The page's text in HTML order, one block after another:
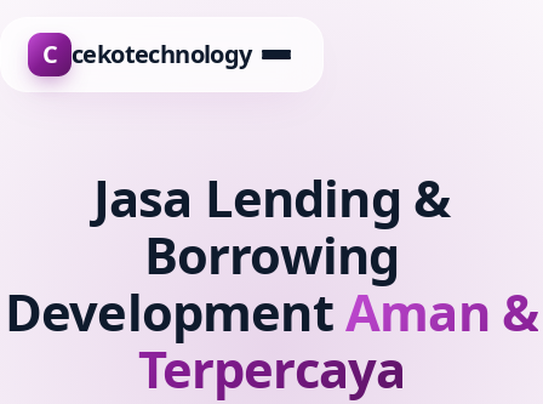
C cekotechnology
Jasa Lending &
Borrowing
DevelopmentAman &
Terpercaya